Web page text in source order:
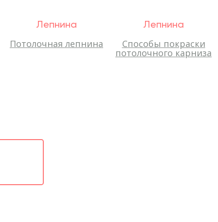
Лепнина
Потолочная лепнина
Лепнина
Способы покраски
потолочного карниза